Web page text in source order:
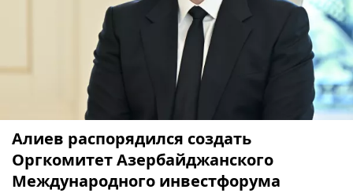
Алиев распорядился создать
Оргкомитет Азербайджанского
Международного инвестфорума